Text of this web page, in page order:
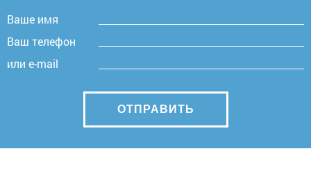
Ваше имя
Ваш телефон
или e-mail